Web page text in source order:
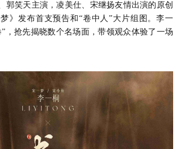
郭笑天主演，凌美仕、宋继扬友情出演的原创
》发布首支预告和 “卷中人”大片组图。李一
，抢先揭晓数个名场面，带领观众体验了一场